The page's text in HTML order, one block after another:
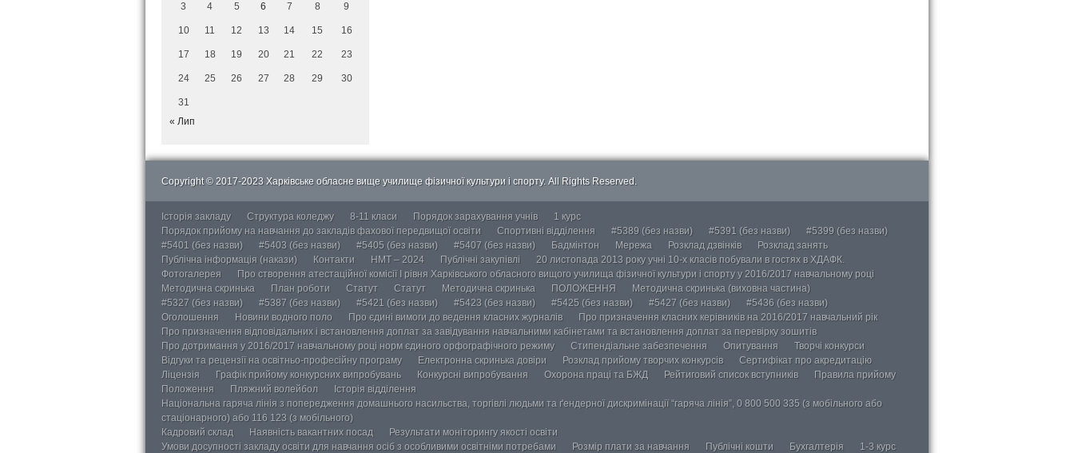
3 4 5 6 7 8 9
10 11 12 13 14 15 16
17 18 19 20 21 22 23
24 25 26 27 28 29 30
31
« Лип
Copyright © 2017-2023 Харківське обласне вище училище фізичної культури і спорту. All Rights Reserved.
Історія закладу Структура коледжу 8-11 класи Порядок зарахування учнів
1 курс
Порядок прийому на навчання до закладів фахової передвищої освіти
Спортивні відділення #5389 (без назви) #5391 (без назви)
#5399 (без назви)
#5401 (без назви)
#5403 (без назви) #5405 (без назви) #5407 (без назви) Бадмінтон Мережа Розклад дзвінків
Розклад занять
Публічна інформація (накази)
Контакти НМТ – 2024 Публічні закупівлі
20 листопада 2013 року учні 10-х класів побували в гостях в ХДАФК.
Фотогалерея
Про створення атестаційної комісії І рівня Харківського обласного вищого училища фізичної культури і спорту у 2016/2017 навчальному році
Методична скринька
План роботи Статут Статут Методична скринька ПОЛОЖЕННЯ
Методична скринька (виховна частина)
#5327 (без назви)
#5387 (без назви) #5421 (без назви) #5423 (без назви) #5425 (без назви) #5427 (без назви)
#5436 (без назви)
Оголошення
Новини водного поло Про єдині вимоги до ведення класних журналів
Про призначення класних керівників на 2016/2017 навчальний рік
Про призначення відповідальних і встановлення доплат за завідування навчальними кабінетами та встановлення доплат за перевірку зошитів
Про дотримання у 2016/2017 навчальному році норм єдиного орфографічного режиму
Стипендіальне забезпечення Опитування
Творчі конкурси
Відгуки та рецензії на освітньо-професійну програму
Електронна скринька довіри Розклад прийому творчих конкурсів
Сертифікат про акредитацію
Ліцензія
Графік прийому конкурсних випробувань Конкурсні випробування Охорона праці та БЖД Рейтиговий список вступників
Правила прийому
Положення
Пляжний волейбол
Історія відділення
Національна гаряча лінія з попередження домашнього насильства, торгівлі людьми та ґендерної дискримінації “гаряча лінія”, 0 800 500 335 (з мобільного або
стаціонарного) або 116 123 (з мобільного)
Кадровий склад
Наявність вакантних посад
Результати моніторингу якості освіти
Умови досупності закладу освіти для навчання осіб з особливими освітніми потребами
Розмір плати за навчання Публічні кошти Бухгалтерія 1-3 курс